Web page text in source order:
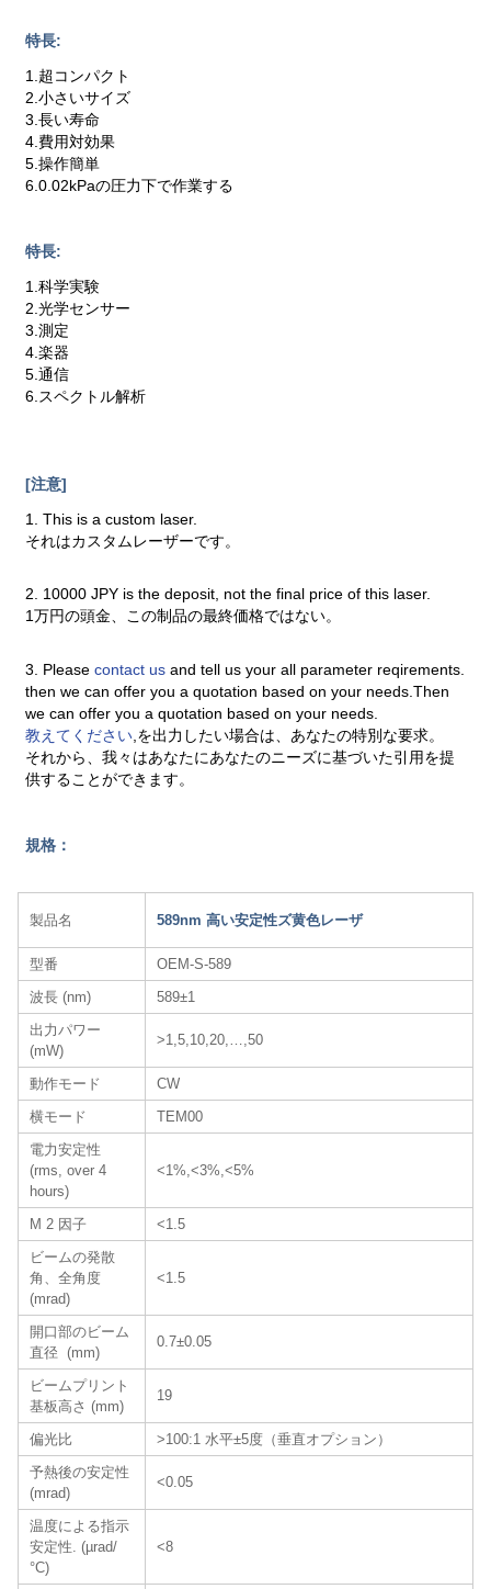
特長:
1.超コンパクト
2.小さいサイズ
3.長い寿命
4.費用対効果
5.操作簡単
6.0.02kPaの圧力下で作業する
特長:
1.科学実験
2.光学センサー
3.測定
4.楽器
5.通信
6.スペクトル解析
[注意]
1. This is a custom laser.
それはカスタムレーザーです。
2. 10000 JPY is the deposit, not the final price of this laser.
1万円の頭金、この制品の最終価格ではない。
3. Pleasecontact usand tell us your all parameter reqirements.
then we can offer you a quotation based on your needs.Then
we can offer you a quotation based on your needs.
教えてください ,を出力したい場合は、あなたの特別な要求。
それから、我々はあなたにあなたのニーズに基づいた引用を提
供することができます。
規格：
製品名 589nm 高い安定性ズ黄色レーザ​
型番
OEM-S-589
波長 (nm)
589±1
出力パワー
(mW)
>1,5,10,20,…,50
動作モード
CW
横モード
TEM00
電力安定性
(rms, over 4
hours)
<1%,<3%,<5%
M 2 因子
<1.5
ビームの発散
角、全角度
(mrad)
<1.5
開口部のビーム
直径 (mm)
0.7±0.05
ビームプリント
基板高さ (mm)
19
偏光比
>100:1 水平±5度（垂直オプション）
予熱後の安定性
(mrad)
<0.05
温度による指示
安定性. (µrad/
°C)
<8